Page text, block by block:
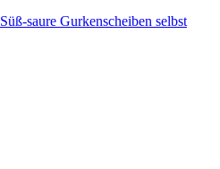
Süß-saure Gurkenscheiben selbst